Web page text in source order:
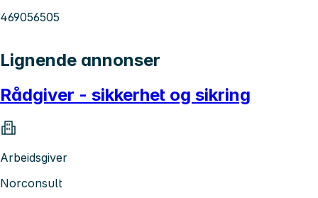
469056505
Lignende annonser
Rådgiver - sikkerhet og sikring
Arbeidsgiver
Norconsult